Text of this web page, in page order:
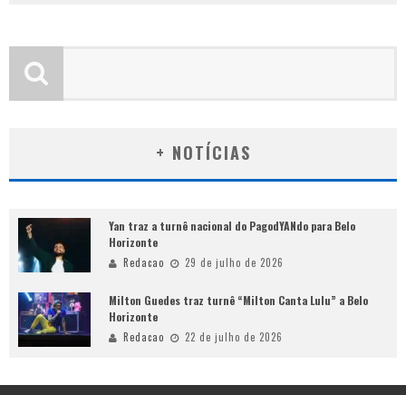
+ NOTÍCIAS
Yan traz a turnê nacional do PagodYANdo para Belo
Horizonte
Redacao 29 de julho de 2026
Milton Guedes traz turnê “Milton Canta Lulu” a Belo
Horizonte
Redacao 22 de julho de 2026